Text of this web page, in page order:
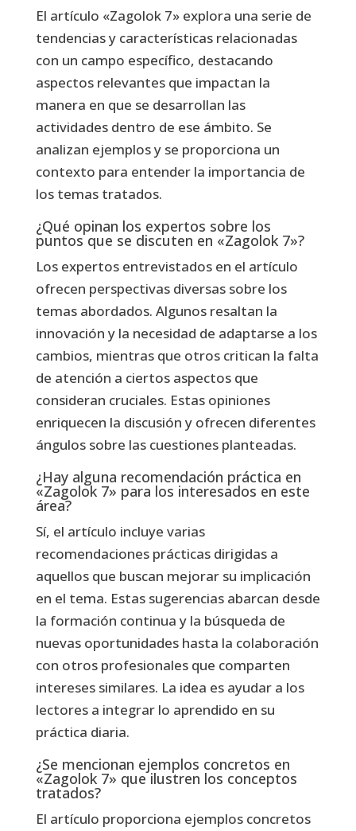
El artículo «Zagolok 7» explora una serie de
tendencias y características relacionadas
con un campo específico, destacando
aspectos relevantes que impactan la
manera en que se desarrollan las
actividades dentro de ese ámbito. Se
analizan ejemplos y se proporciona un
contexto para entender la importancia de
los temas tratados.
¿Qué opinan los expertos sobre los
puntos que se discuten en «Zagolok 7»?
Los expertos entrevistados en el artículo
ofrecen perspectivas diversas sobre los
temas abordados. Algunos resaltan la
innovación y la necesidad de adaptarse a los
cambios, mientras que otros critican la falta
de atención a ciertos aspectos que
consideran cruciales. Estas opiniones
enriquecen la discusión y ofrecen diferentes
ángulos sobre las cuestiones planteadas.
¿Hay alguna recomendación práctica en
«Zagolok 7» para los interesados en este
área?
Sí, el artículo incluye varias
recomendaciones prácticas dirigidas a
aquellos que buscan mejorar su implicación
en el tema. Estas sugerencias abarcan desde
la formación continua y la búsqueda de
nuevas oportunidades hasta la colaboración
con otros profesionales que comparten
intereses similares. La idea es ayudar a los
lectores a integrar lo aprendido en su
práctica diaria.
¿Se mencionan ejemplos concretos en
«Zagolok 7» que ilustren los conceptos
tratados?
El artículo proporciona ejemplos concretos